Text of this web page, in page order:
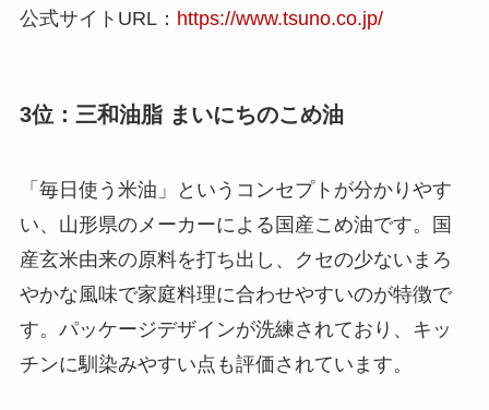
公式サイトURL： https://www.tsuno.co.jp/
3位：三和油脂 まいにちのこめ油
「毎日使う米油」というコンセプトが分かりやす
い、山形県のメーカーによる国産こめ油です。国
産玄米由来の原料を打ち出し、クセの少ないまろ
やかな風味で家庭料理に合わせやすいのが特徴で
す。パッケージデザインが洗練されており、キッ
チンに馴染みやすい点も評価されています。